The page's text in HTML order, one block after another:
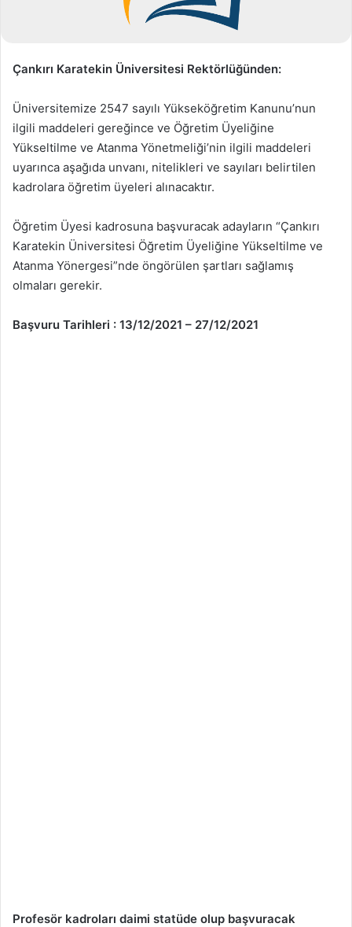
Çankırı Karatekin Üniversitesi Rektörlüğünden:
Üniversitemize 2547 sayılı Yükseköğretim Kanunu’nun
ilgili maddeleri gereğince ve Öğretim Üyeliğine
Yükseltilme ve Atanma Yönetmeliği’nin ilgili maddeleri
uyarınca aşağıda unvanı, nitelikleri ve sayıları belirtilen
kadrolara öğretim üyeleri alınacaktır.
Öğretim Üyesi kadrosuna başvuracak adayların “Çankırı
Karatekin Üniversitesi Öğretim Üyeliğine Yükseltilme ve
Atanma Yönergesi”nde öngörülen şartları sağlamış
olmaları gerekir.
Başvuru Tarihleri : 13/12/2021 – 27/12/2021
Profesör kadroları daimi statüde olup başvuracak